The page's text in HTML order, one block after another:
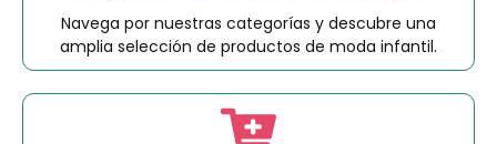
Navega por nuestras categorías y descubre una
amplia selección de productos de moda infantil.